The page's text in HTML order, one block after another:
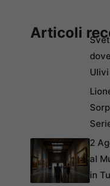
Articoli
2
al
in